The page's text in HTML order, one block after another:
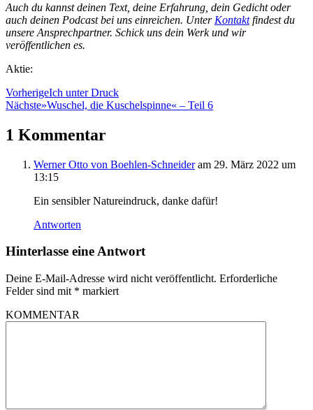
Auch du kannst deinen Text, deine Erfahrung, dein Gedicht oder
auch deinen Podcast bei uns einreichen. Unter Kontaktfindest du
unsere Ansprechpartner. Schick uns dein Werk und wir
veröffentlichen es.
Aktie:
VorherigeIch unter Druck
Nächste»Wuschel, die Kuschelspinne« – Teil 6
1 Kommentar
Werner Otto von Boehlen-Schneider am 29. März 2022 um
13:15
Ein sensibler Natureindruck, danke dafür!
Antworten
Hinterlasse eine Antwort
Deine E-Mail-Adresse wird nicht veröffentlicht. Erforderliche
Felder sind mit * markiert
KOMMENTAR